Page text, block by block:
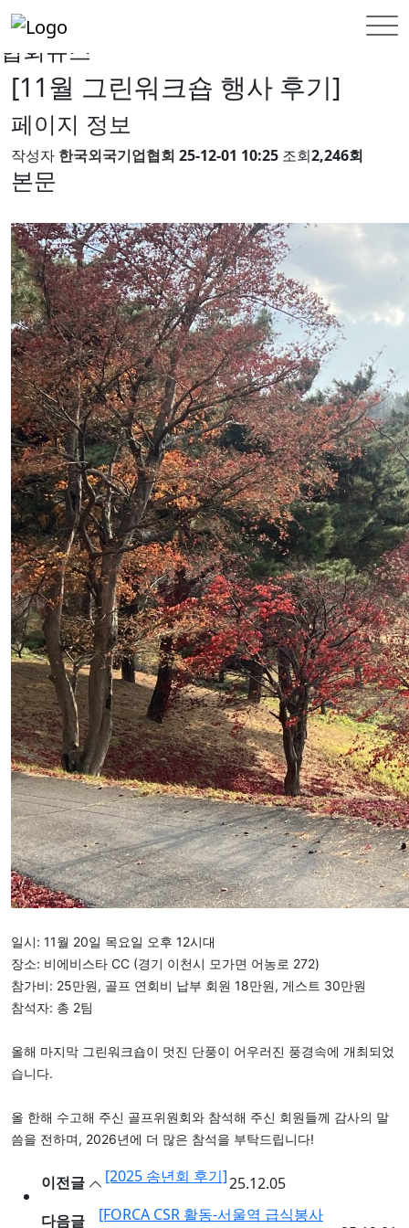
협회뉴스
[11월 그린워크숍 행사 후기]
페이지 정보
작성자 한국외국기업협회 25-12-01 10:25 조회2,246회
본문
일시: 11월 20일 목요일 오후 12시대
장소: 비에비스타 CC (경기 이천시 모가면 어농로 272)
참가비: 25만원, 골프 연회비 납부 회원 18만원, 게스트 30만원
참석자: 총 2팀
올해 마지막 그린워크숍이 멋진 단풍이 어우러진 풍경속에 개최되었
습니다.
올 한해 수고해 주신 골프위원회와 참석해 주신 회원들께 감사의 말
씀을 전하며, 2026년에 더 많은 참석을 부탁드립니다!
이전글 [2025 송년회 후기]25.12.05
다음글
[FORCA CSR 활동-서울역 급식봉사